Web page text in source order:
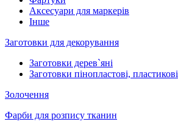
Аксесуари для маркерів
Інше
Заготовки для декорування
Заготовки дерев`яні
Заготовки пінопластові, пластикові
Золочення
Фарби для розпису тканин